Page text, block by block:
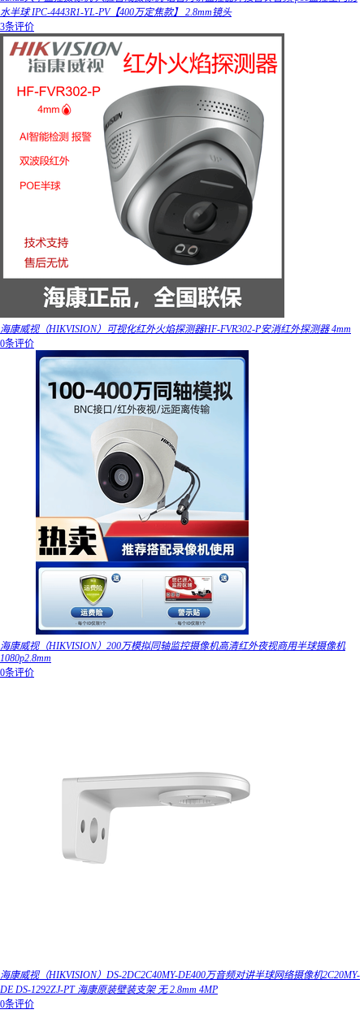
水半球 IPC-4443R1-YL-PV【400万定焦款】 2.8mm镜头
3条评价
海康威视（HIKVISION）可视化红外火焰探测器HF-FVR302-P安消红外探测器 4mm
0条评价
海康威视（HIKVISION）200万模拟同轴监控摄像机高清红外夜视商用半球摄像机
1080p2.8mm
0条评价
海康威视（HIKVISION）DS-2DC2C40MY-DE400万音频对讲半球网络摄像机2C20MY-
DE DS-1292ZJ-PT 海康原装壁装支架 无 2.8mm 4MP
0条评价